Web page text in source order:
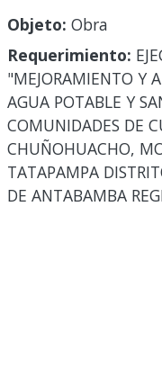
Objeto: Obra
Requerimiento:
"MEJORAMIENTO Y
AGUA POTABLE Y
COMUNIDADES DE
CHUÑOHUACHO,
TATAPAMPA
DE ANTABAMBA